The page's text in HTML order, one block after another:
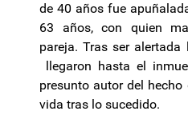
de 40 años fue
63 años, con quien
pareja. Tras ser
llegaron hasta el
presunto autor del
vida tras lo sucedido.